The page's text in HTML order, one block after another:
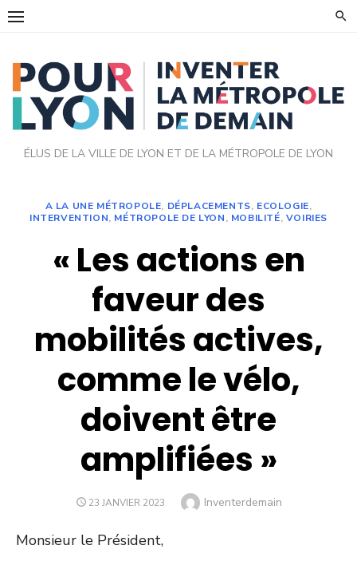
Skip
ÉLUS DE LA VILLE DE LYON ET DE LA MÉTROPOLE DE LYON
A LA UNE MÉTROPOLE, DÉPLACEMENTS, ECOLOGIE,
INTERVENTION, MÉTROPOLE DE LYON, MOBILITÉ, VOIRIES
« Les actions en
faveur des
mobilités actives,
comme le vélo,
doivent être
amplifiées »
POSTED
23 JANVIER 2023 Author
Inventerdemain
Monsieur le Président,